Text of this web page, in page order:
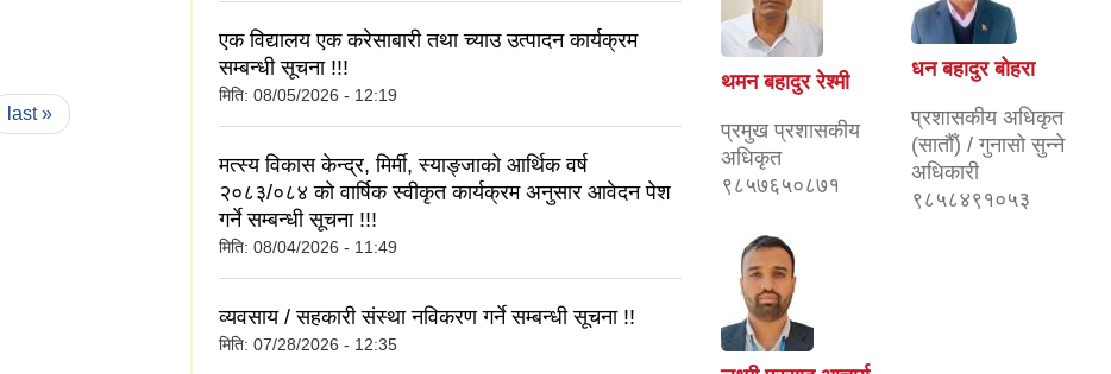
last »
एक विद्यालय एक करेसाबारी तथा च्याउ उत्पादन कार्यक्रम
सम्बन्धी सूचना !!!
मिति: 08/05/2026 - 12:19
मत्स्य विकास केन्द्र, मिर्मी, स्याङ्जाको आर्थिक वर्ष
२०८३/०८४ को वार्षिक स्वीकृत कार्यक्रम अनुसार आवेदन पेश
गर्ने सम्बन्धी सूचना !!!
मिति: 08/04/2026 - 11:49
व्यवसाय / सहकारी संस्था नविकरण गर्ने सम्बन्धी सूचना !!
मिति: 07/28/2026 - 12:35
थमन बहादुर रेश्मी
प्रमुख प्रशासकीय
अधिकृत
९८५७६५०८७१
धन बहादुर बोहरा
प्रशासकीय अधिकृत
(सातौँ) / गुनासो सुन्ने
अधिकारी
९८५८४९१०५३